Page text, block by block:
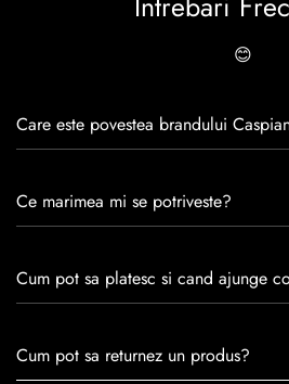
😊
Care este povestea brandului
experiență de peste 30 de ani în
satisfacția clienților.Fiecare pereche
este creată cu mândrie de meșteri
trecerea timpului.
Ce marimea mi se potriveste?
Cum pot sa platesc si cand ajunge
medie livrarea dureaza 1-2 zile
Cum pot sa returnez un produs?